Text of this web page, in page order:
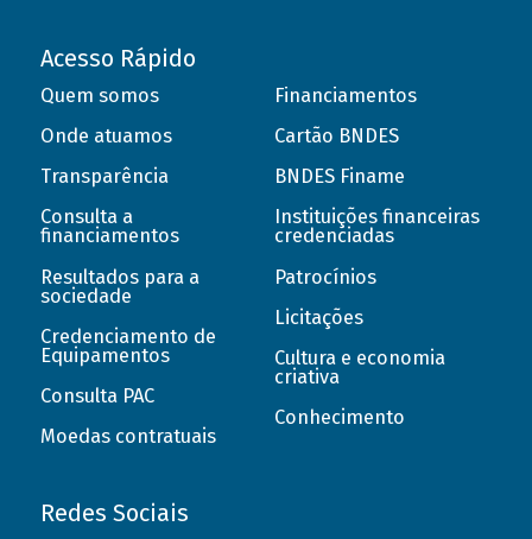
Acesso Rápido
Quem somos
Onde atuamos
Transparência
Consulta a
financiamentos
Resultados para a
sociedade
Credenciamento de
Equipamentos
Consulta PAC
Moedas contratuais
Financiamentos
Cartão BNDES
BNDES Finame
Instituições financeiras
credenciadas
Patrocínios
Licitações
Cultura e economia
criativa
Conhecimento
Redes Sociais